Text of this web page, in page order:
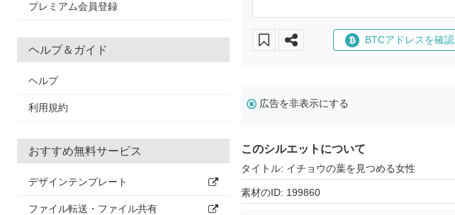
プレミアム会員登録
ヘルプ＆ガイド
ヘルプ
利用規約
おすすめ無料サービス
デザインテンプレート
ファイル転送・ファイル共有
BTCアドレスを確認
広告を非表示にする
このシルエットについて
タイトル: イチョウの葉を見つめる女性
素材のID: 199860